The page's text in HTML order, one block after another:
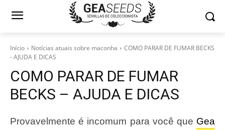
Início Notícias atuais sobre maconha
COMO PARAR DE FUMAR BECKS
- AJUDA E DICAS
COMO PARAR DE FUMAR
BECKS – AJUDA E DICAS
Provavelmente é incomum para você que Gea